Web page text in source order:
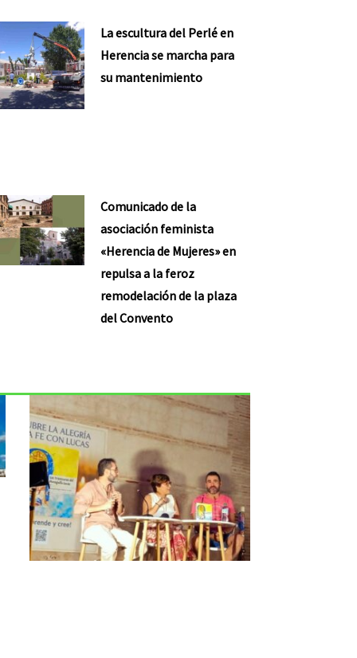
La escultura del Perlé en
Herencia se marcha para
su mantenimiento
Comunicado de la
asociación feminista
«Herencia de Mujeres» en
repulsa a la feroz
remodelación de la plaza
del Convento